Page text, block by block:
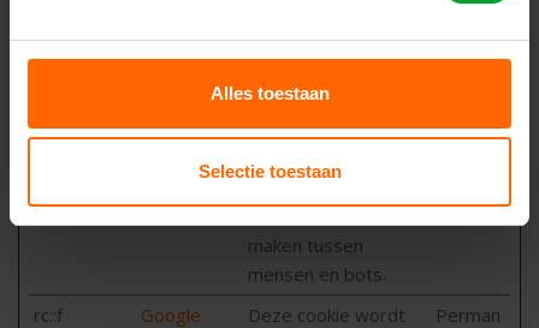
Alles toestaan
Selectie toestaan
onderscheid te
maken tussen
maken tussen
mensen en bots.
rc::f Google
Deze cookie wordt
Perman